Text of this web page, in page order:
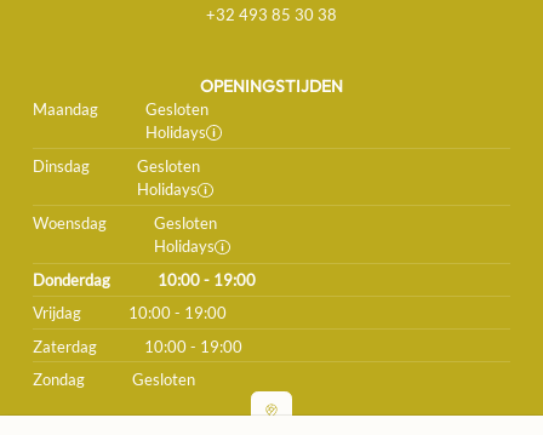
+32 493 85 30 38
OPENINGSTIJDEN
Maandag Gesloten
Holidays
Dinsdag Gesloten
Holidays
Woensdag Gesloten
Holidays
Donderdag
10:00 - 19:00
Vrijdag
10:00 - 19:00
Zaterdag
10:00 - 19:00
Zondag
Gesloten